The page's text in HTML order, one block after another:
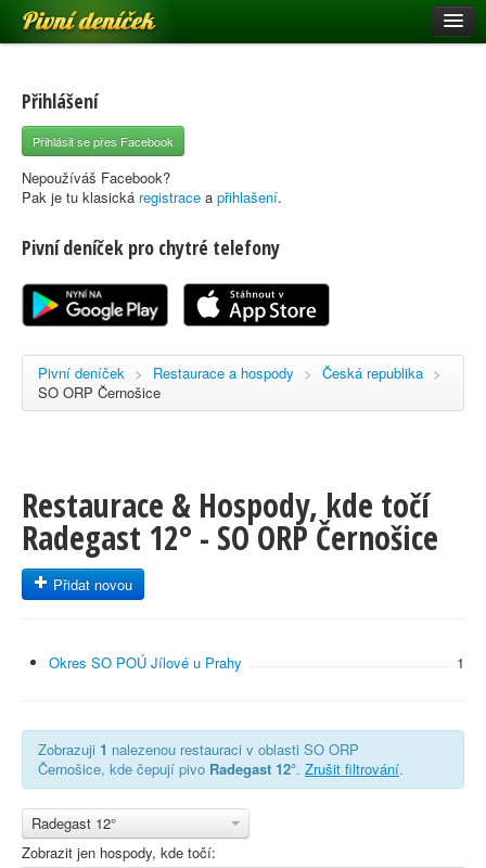
Pivní deníček
Pivní mapa
Pivní značky
Nápověda
Registrace
Přihlášení
Přihlásit se přes Facebook
Nepoužíváš Facebook?
Pak je tu klasická registrace a přihlašení.
Pivní deníček pro chytré telefony
Pivní deníček > Restaurace a hospody > Česká republika >
SO ORP Černošice
Restaurace & Hospody, kde točí
Radegast 12° - SO ORP Černošice
Přidat novou
Okres SO POÚ Jílové u Prahy 1
Zobrazuji 1 nalezenou restauraci v oblasti SO ORP
Černošice, kde čepují pivo Radegast 12°. Zrušit filtrování.
Radegast 12°
Zobrazit jen hospody, kde točí: